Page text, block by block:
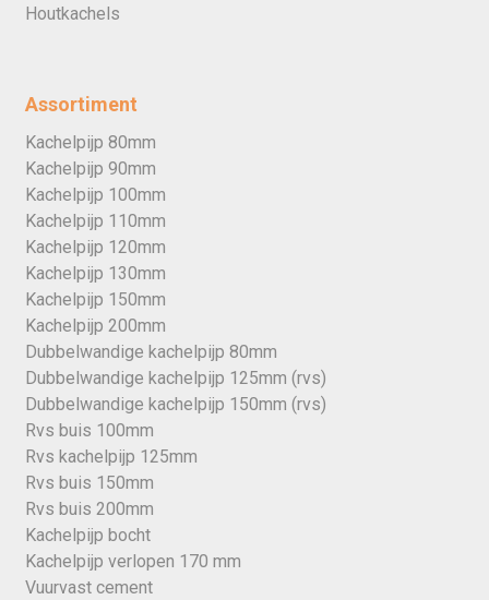
Houtkachels
Assortiment
Kachelpijp 80mm
Kachelpijp 90mm
Kachelpijp 100mm
Kachelpijp 110mm
Kachelpijp 120mm
Kachelpijp 130mm
Kachelpijp 150mm
Kachelpijp 200mm
Dubbelwandige kachelpijp 80mm
Dubbelwandige kachelpijp 125mm (rvs)
Dubbelwandige kachelpijp 150mm (rvs)
Rvs buis 100mm
Rvs kachelpijp 125mm
Rvs buis 150mm
Rvs buis 200mm
Kachelpijp bocht
Kachelpijp verlopen 170 mm
Vuurvast cement